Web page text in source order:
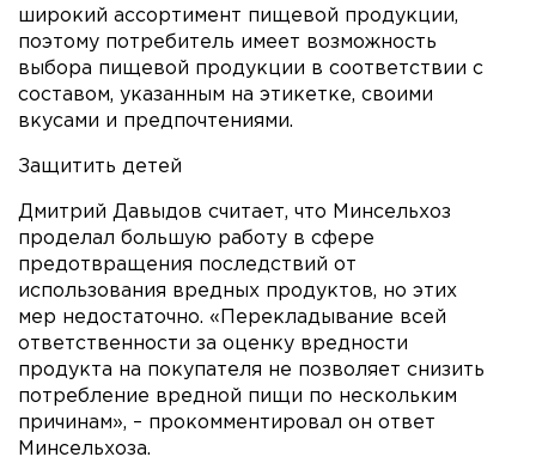
широкий ассортимент пищевой продукции,
поэтому потребитель имеет возможность
выбора пищевой продукции в соответствии с
составом, указанным на этикетке, своими
вкусами и предпочтениями.
Защитить детей
Дмитрий Давыдов считает, что Минсельхоз
проделал большую работу в сфере
предотвращения последствий от
использования вредных продуктов, но этих
мер недостаточно. «Перекладывание всей
ответственности за оценку вредности
продукта на покупателя не позволяет снизить
потребление вредной пищи по нескольким
причинам», – прокомментировал он ответ
Минсельхоза.